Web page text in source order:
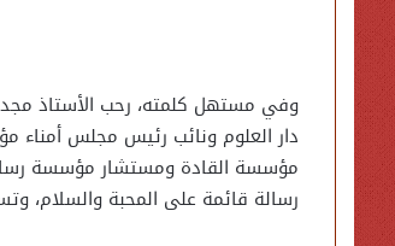
وفي مستهل كلمته، رحب الأستاذ
دار العلوم ونائب رئيس مجلس أمناء
مؤسسة القادة ومستشار مؤسسة
رسالة قائمة على المحبة والسلام،